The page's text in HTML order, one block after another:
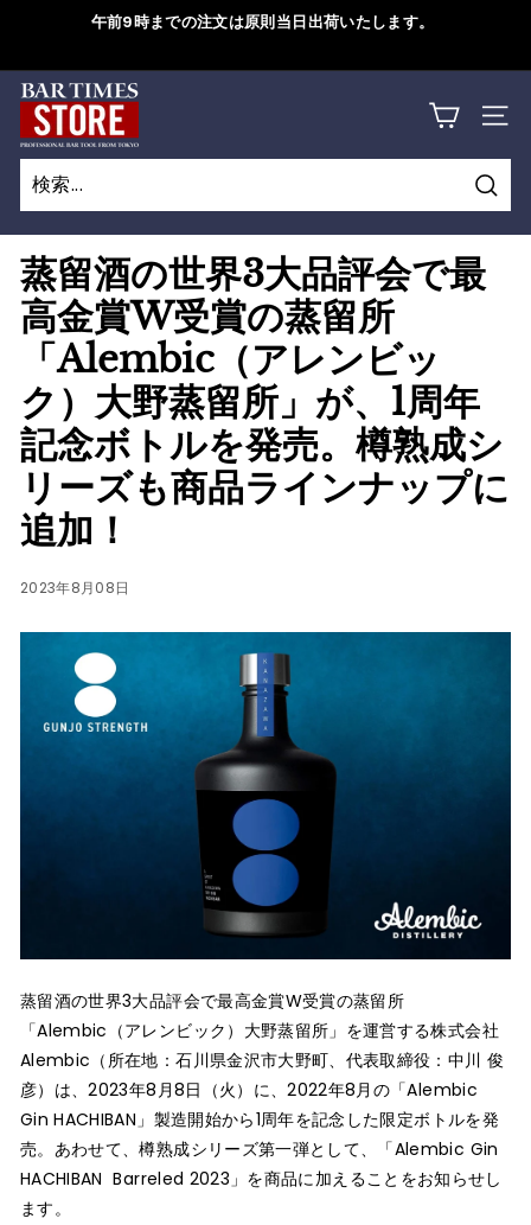
テ
を
一
時
停
止
す
る
午前9時までの注文は原則当日出荷いたします。
B
A
R
T
I
M
E
S
S
T
O
R
サイ
索
じ
る
検
索
蒸留酒の世界3大品評会で最
高金賞W受賞の蒸留所
「Alembic（アレンビッ
ク）大野蒸留所」が、1周年
記念ボトルを発売。樽熟成シ
リーズも商品ラインナップに
追加！
2023年8月08日
蒸留酒の世界3大品評会で最高金賞W受賞の蒸留所
「Alembic（アレンビック）大野蒸留所」を運営する株式会社
Alembic（所在地：石川県金沢市大野町、代表取締役：中川 俊
彦）は、2023年8月8日（火）に、2022年8月の「Alembic
Gin HACHIBAN」製造開始から1周年を記念した限定ボトルを発
売。あわせて、樽熟成シリーズ第一弾として、「Alembic Gin
HACHIBAN Barreled 2023」を商品に加えることをお知らせし
ます。